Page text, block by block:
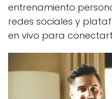
entrenamiento
redes sociales y
en vivo para